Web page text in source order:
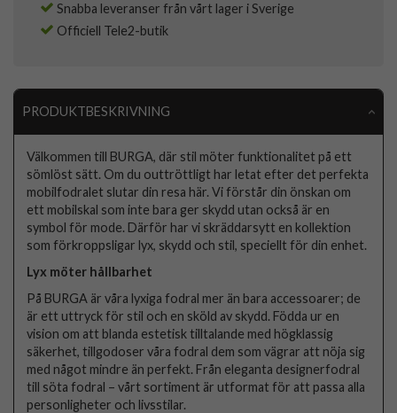
Snabba leveranser från vårt lager i Sverige
Officiell Tele2-butik
PRODUKTBESKRIVNING
Välkommen till BURGA, där stil möter funktionalitet på ett
sömlöst sätt. Om du outtröttligt har letat efter det perfekta
mobilfodralet slutar din resa här. Vi förstår din önskan om
ett mobilskal som inte bara ger skydd utan också är en
symbol för mode. Därför har vi skräddarsytt en kollektion
som förkroppsligar lyx, skydd och stil, speciellt för din enhet.
Lyx möter hållbarhet
På BURGA är våra lyxiga fodral mer än bara accessoarer; de
är ett uttryck för stil och en sköld av skydd. Födda ur en
vision om att blanda estetisk tilltalande med högklassig
säkerhet, tillgodoser våra fodral dem som vägrar att nöja sig
med något mindre än perfekt. Från eleganta designerfodral
till söta fodral – vårt sortiment är utformat för att passa alla
personligheter och livsstilar.